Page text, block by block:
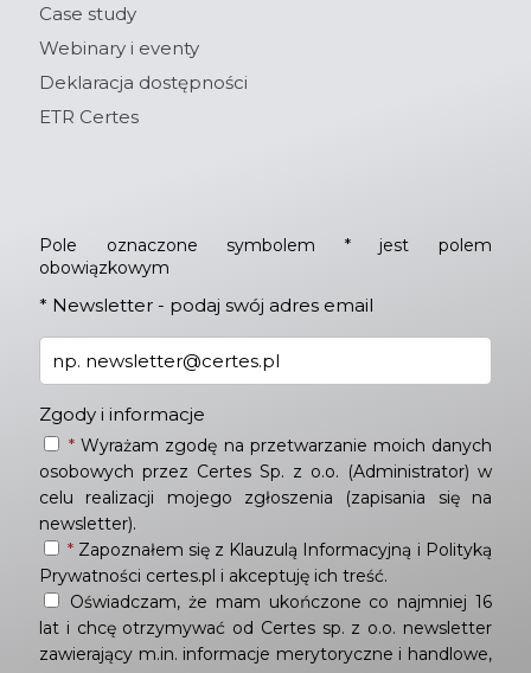
Case study
Webinary i eventy
Deklaracja dostępności
ETR Certes
Pole oznaczone symbolem * jest polem
obowiązkowym
* Newsletter - podaj swój adres email
Zgody i informacje
* Wyrażam zgodę na przetwarzanie moich danych
osobowych przez Certes Sp. z o.o. (Administrator) w
celu realizacji mojego zgłoszenia (zapisania się na
newsletter).
* Zapoznałem się z Klauzulą Informacyjną i Polityką
Prywatności certes.pl i akceptuję ich treść.
Oświadczam, że mam ukończone co najmniej 16
lat i chcę otrzymywać od Certes sp. z o.o. newsletter
zawierający m.in. informacje merytoryczne i handlowe,